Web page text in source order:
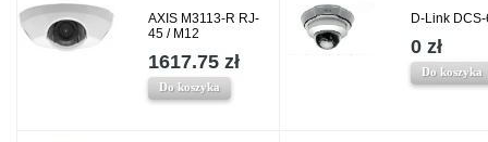
AXIS M3113-R RJ-
45 / M12
1617.75 zł
Do koszyka
D-Link
0 zł
Do koszyka